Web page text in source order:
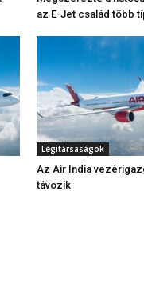
az E-Jet család több
Légitársaságok
Az Air India
távozik